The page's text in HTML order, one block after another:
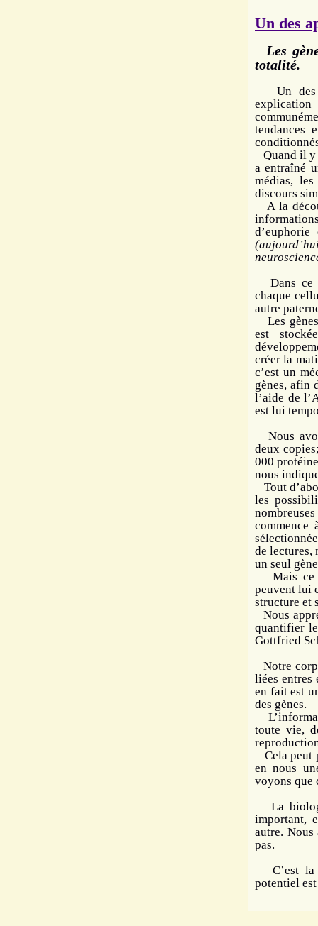
Un des
Les
totalité.
Un des
tendances
Quand il y
a entraîné
médias,
discours
A la
Dans ce
chaque
autre
Les
est
créer la
c’est un
gènes, afin
l’aide de
est lui
Nous
deux
000
nous
Tout
les
de lectures,
un seul
Mais ce
peuvent lui
structure et
Nous
quantifier
Gottfried
Notre
liées entres
en fait est
des gènes.
toute vie,
Cela peut
en nous
voyons que
La
important,
autre.
pas.
C’est la
potentiel